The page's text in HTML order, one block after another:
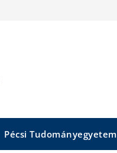
Pécsi Tudományegyetem